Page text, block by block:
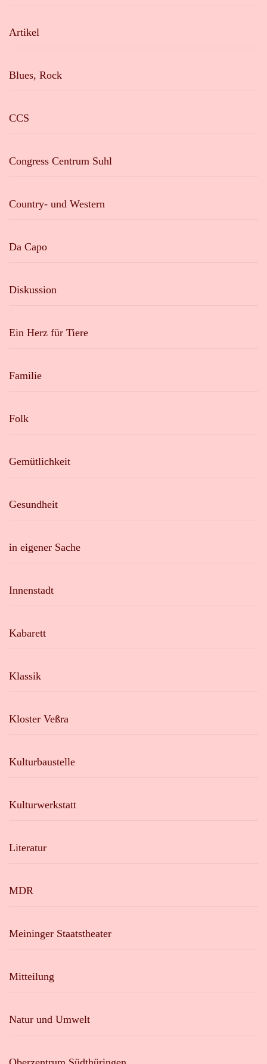
Artikel
Blues, Rock
CCS
Congress Centrum Suhl
Country- und Western
Da Capo
Diskussion
Ein Herz für Tiere
Familie
Folk
Gemütlichkeit
Gesundheit
in eigener Sache
Innenstadt
Kabarett
Klassik
Kloster Veßra
Kulturbaustelle
Kulturwerkstatt
Literatur
MDR
Meininger Staatstheater
Mitteilung
Natur und Umwelt